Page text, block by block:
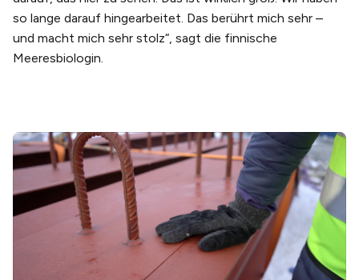
so lange darauf hingearbeitet. Das berührt mich sehr –
und macht mich sehr stolz“, sagt die finnische
Meeresbiologin.